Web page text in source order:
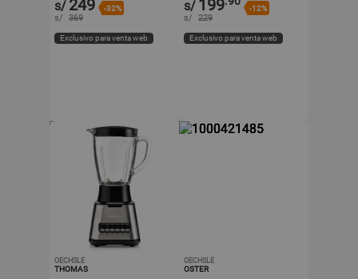
s/ 249 -32%
s/ 369
Exclusivo para venta web
s/ 199 -12%
s/ 229
Exclusivo para venta web
OECHSLE
THOMAS
OECHSLE
OSTER